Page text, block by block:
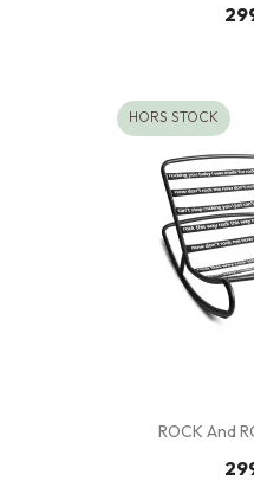
ROCK And
HORS STOCK